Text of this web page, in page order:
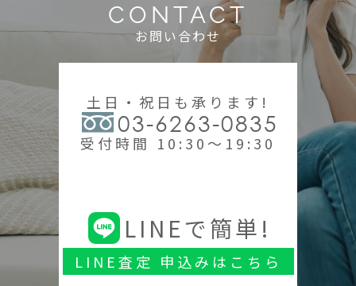
CONTACT
お問い合わせ
土日・祝日も承ります!
03-6263-0835
受付時間 10:30～19:30
LINEで簡単!
LINE査定 申込みはこちら